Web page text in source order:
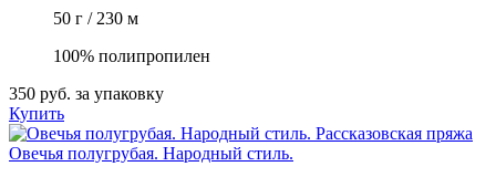
50 г / 230 м
100% полипропилен
350 руб. за упаковку
Купить
Рассказовская пряжа
Овечья полугрубая. Народный стиль.